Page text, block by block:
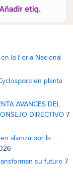
la Feria Nacional
en planta
AVANCES DEL
DIRECTIVO 7
alianza por la
su futuro 7